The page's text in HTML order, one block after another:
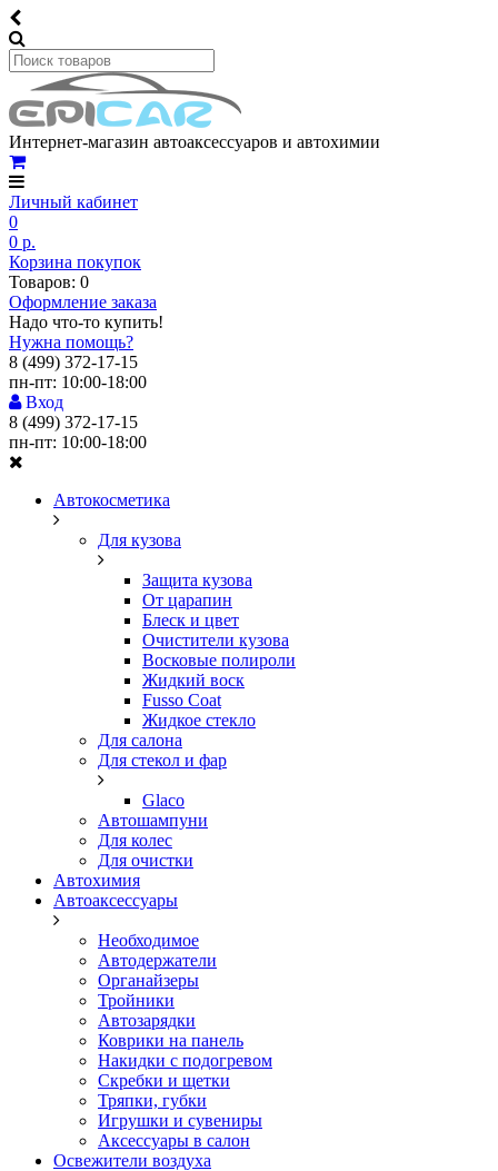
Интернет-магазин автоаксессуаров и автохимии
Личный кабинет
0
0 р.
Корзина покупок
Товаров: 0
Оформление заказа
Надо что-то купить!
Нужна помощь?
8 (499) 372-17-15
пн-пт: 10:00-18:00
Вход
8 (499) 372-17-15
пн-пт: 10:00-18:00
Автокосметика
Для кузова
Защита кузова
От царапин
Блеск и цвет
Очистители кузова
Восковые полироли
Жидкий воск
Fusso Coat
Жидкое стекло
Для салона
Для стекол и фар
Glaco
Автошампуни
Для колес
Для очистки
Автохимия
Автоаксессуары
Необходимое
Автодержатели
Органайзеры
Тройники
Автозарядки
Коврики на панель
Накидки с подогревом
Скребки и щетки
Тряпки, губки
Игрушки и сувениры
Аксессуары в салон
Освежители воздуха